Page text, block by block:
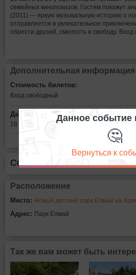
семейных кинопоказов. Гостям покажут
(2011) — яркую музыкальную историю о
отправляется в увлекательное
обрести друзей, смелость и свободу.
Дополнительная информация
Стоимость билетов:
Вход свободный
Дата:
16 мая в 15:00
Сообщить об ошибке
Расположение
Место: Новый детский парк Елмай на
Адрес: Парк Елмай
Так же вам может быть
Данное событие
🤔
Вернуться к